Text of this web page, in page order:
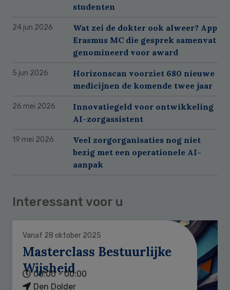
studenten
24 jun 2026
Wat zei de dokter ook alweer? App
Erasmus MC die gesprek samenvat
genomineerd voor award
5 jun 2026
Horizonscan voorziet 680 nieuwe
medicijnen de komende twee jaar
26 mei 2026
Innovatiegeld voor ontwikkeling
AI-zorgassistent
19 mei 2026
Veel zorgorganisaties nog niet
bezig met een operationele AI-
aanpak
Interessant voor u
Vanaf 28 oktober 2025
Masterclass Bestuurlijke
Wijsheid
00:00 - 00:00
Den Dolder